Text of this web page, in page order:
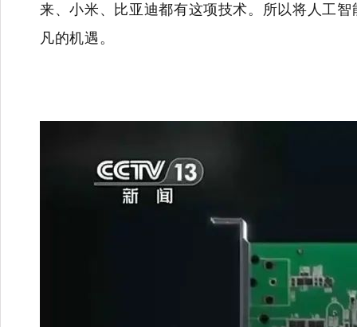
来、小米、比亚迪都有这项技术。所以将人工
凡的机遇。